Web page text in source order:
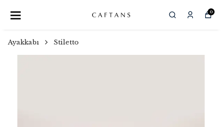
0
Ayakkabı Stiletto